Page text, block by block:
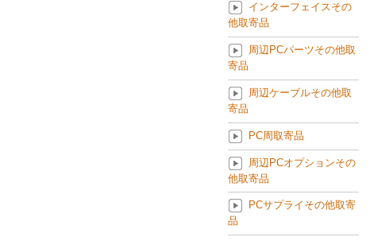
インターフェイスその
他取寄品
周辺PCパーツその他取
寄品
周辺ケーブルその他取
寄品
PC周取寄品
周辺PCオプションその
他取寄品
PCサプライその他取寄
品